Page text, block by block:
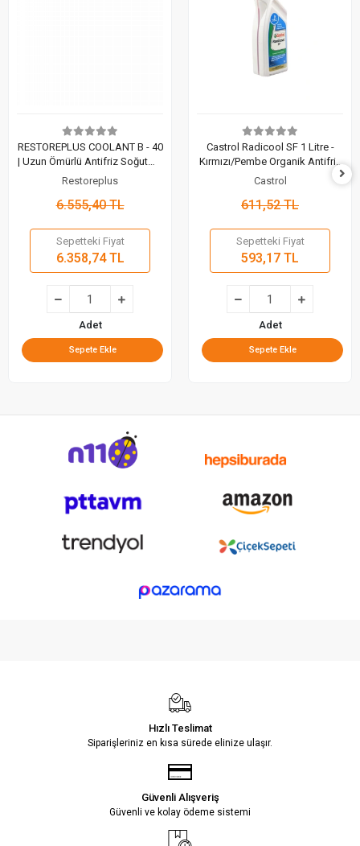
RESTOREPLUS COOLANT B - 40
| Uzun Ömürlü Antifriz Soğutma
Sıvısı (5 Lt)
Restoreplus
6.555,40 TL
Sepetteki Fiyat
6.358,74 TL
Adet
Sepete Ekle
Castrol Radicool SF 1 Litre -
Kırmızı/Pembe Organik Antifriz
(Silikatsız OAT Teknolojisi)
Castrol
611,52 TL
Sepetteki Fiyat
593,17 TL
Adet
Sepete Ekle
Hızlı Teslimat
Siparişleriniz en kısa sürede elinize ulaşır.
Güvenli Alışveriş
Güvenli ve kolay ödeme sistemi